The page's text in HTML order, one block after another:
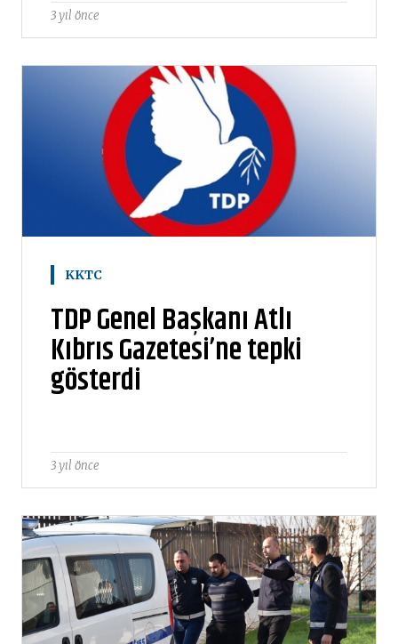
3 yıl önce
KKTC
TDP Genel Başkanı Atlı
Kıbrıs Gazetesi’ne tepki
gösterdi
3 yıl önce